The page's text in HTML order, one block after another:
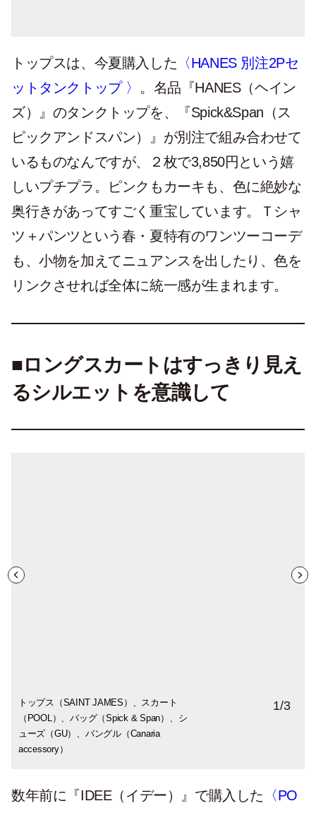
トップスは、今夏購入した 〈HANES 別注2Pセ
ットタンクトップ 〉 。名品『HANES（ヘイン
ズ）』のタンクトップを、『Spick&Span（ス
ピックアンドスパン）』が別注で組み合わせて
いるものなんですが、２枚で3,850円という嬉
しいプチプラ。ピンクもカーキも、色に絶妙な
奥行きがあってすごく重宝しています。Ｔシャ
ツ＋パンツという春・夏特有のワンツーコーデ
も、小物を加えてニュアンスを出したり、色を
リンクさせれば全体に統一感が生まれます。
■ロングスカートはすっきり見え
るシルエットを意識して
トップス（SAINT JAMES）、スカート
（POOL）、バッグ（Spick & Span）、シ
ューズ（GU）、バングル（Canaria
accessory）
トップス（ZARA）、スカート（IDEE）、
シューズ（CHITEN）、バッグ（Maria La
Rosa）、ネックレス（ZARA）
トップス（ZARA）、スカート（POOL）、
バッグ（ZARA）、シューズ（Pretty
Ballerinas）バングル（Canaria accessory）
1/3
数年前に『IDEE（イデー）』で購入した 〈PO